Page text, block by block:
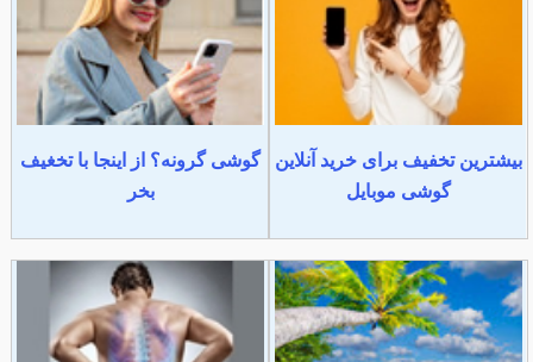
بیشترین تخفیف برای خرید آنلاین
گوشی موبایل
گوشی گرونه؟ از اینجا با تخغیف
بخر